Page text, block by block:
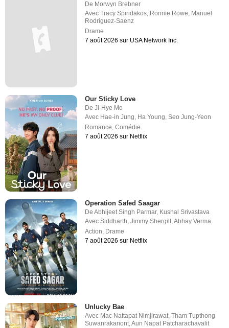
De Morwyn Brebner
AvecTracy Spiridakos, Ronnie Rowe, Manuel
Rodriguez-Saenz
Drame
7 août 2026 sur USA Network Inc.
Our Sticky Love
DeJi-Hye Mo
Avec Hae-in Jung, Ha Young,Seo Jung-Yeon
Romance,Comédie
7 août 2026 sur Netflix
Operation Safed Saagar
DeAbhijeet Singh Parmar, Kushal Srivastava
AvecSiddharth ,Jimmy Shergill ,Abhay Verma
Action Drame
7 août 2026 sur Netflix
Unlucky Bae
Avec Mac Nattapat Nimjirawat,Tham Tupthong
Suwanrakanont,Aun Napat Patcharachavalit